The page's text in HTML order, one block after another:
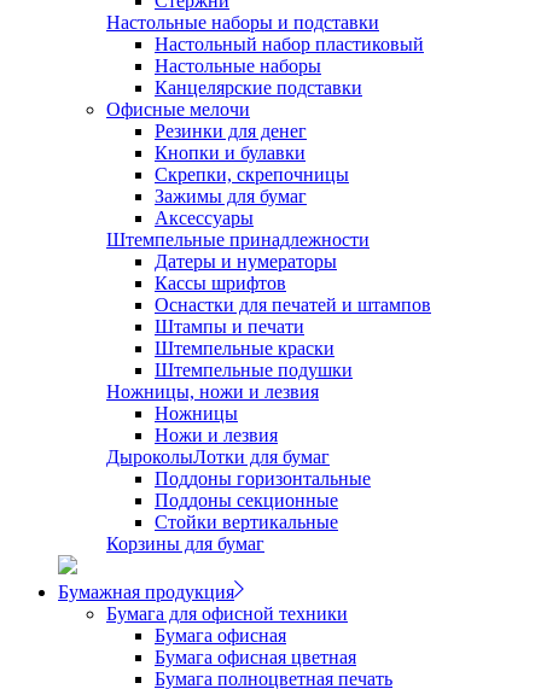
Настольные наборы и подставки
Настольный набор пластиковый
Настольные наборы
Канцелярские подставки
Офисные мелочи
Резинки для денег
Кнопки и булавки
Скрепки, скрепочницы
Зажимы для бумаг
Аксессуары
Штемпельные принадлежности
Датеры и нумераторы
Кассы шрифтов
Оснастки для печатей и штампов
Штампы и печати
Штемпельные краски
Штемпельные подушки
Ножницы, ножи и лезвия
Ножницы
Ножи и лезвия
ДыроколыЛотки для бумаг
Поддоны горизонтальные
Поддоны секционные
Стойки вертикальные
Корзины для бумаг
Бумажная продукция
Бумага для офисной техники
Бумага офисная
Бумага офисная цветная
Бумага полноцветная печать